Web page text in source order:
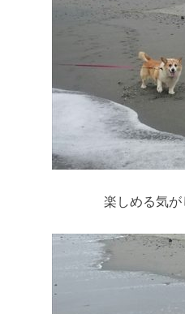
楽しめる気が